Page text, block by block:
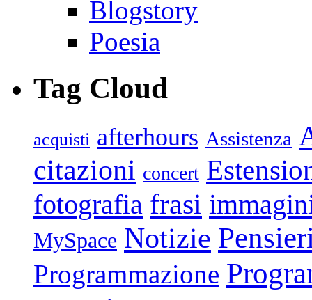
Blogstory
Poesia
Tag Cloud
acquisti afterhours Assistenza
citazioni concert
fotografia frasi
MySpace Notizie
Programmazione